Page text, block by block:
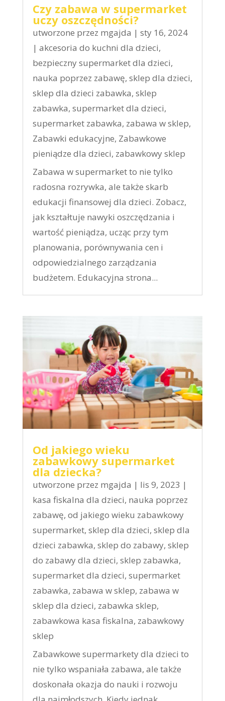
Czy zabawa w supermarket
uczy oszczędności?
utworzone przez mgajda | sty 16, 2024
| akcesoria do kuchni dla dzieci,
bezpieczny supermarket dla dzieci,
nauka poprzez zabawę, sklep dla dzieci,
sklep dla dzieci zabawka, sklep
zabawka, supermarket dla dzieci,
supermarket zabawka, zabawa w sklep,
Zabawki edukacyjne, Zabawkowe
pieniądze dla dzieci, zabawkowy sklep
Zabawa w supermarket to nie tylko
radosna rozrywka, ale także skarb
edukacji finansowej dla dzieci. Zobacz,
jak kształtuje nawyki oszczędzania i
wartość pieniądza, ucząc przy tym
planowania, porównywania cen i
odpowiedzialnego zarządzania
budżetem. Edukacyjna strona...
Od jakiego wieku
zabawkowy supermarket
dla dziecka?
utworzone przez mgajda | lis 9, 2023 |
kasa fiskalna dla dzieci, nauka poprzez
zabawę, od jakiego wieku zabawkowy
supermarket, sklep dla dzieci, sklep dla
dzieci zabawka, sklep do zabawy, sklep
do zabawy dla dzieci, sklep zabawka,
supermarket dla dzieci, supermarket
zabawka, zabawa w sklep, zabawa w
sklep dla dzieci, zabawka sklep,
zabawkowa kasa fiskalna, zabawkowy
sklep
Zabawkowe supermarkety dla dzieci to
nie tylko wspaniała zabawa, ale także
doskonała okazja do nauki i rozwoju